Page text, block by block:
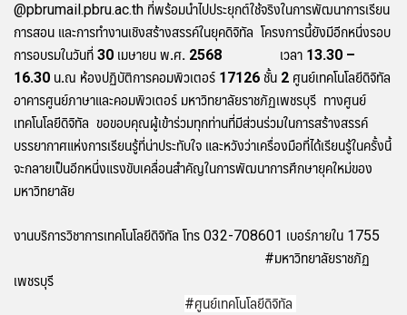
@pbrumail.pbru.ac.th ที่พร้อมนำไปประยุกต์ใช้จริงในการพัฒนาการเรียน
การสอน และการทำงานเชิงสร้างสรรค์ในยุคดิจิทัล โครงการนี้ยังมีอีกหนึ่งรอบ
การอบรมในวันที่ 30 เมษายน พ.ศ. 2568 เวลา 13.30 –
16.30 น.ณ ห้องปฏิบัติการคอมพิวเตอร์ 17126 ชั้น 2 ศูนย์เทคโนโลยีดิจิทัล
อาคารศูนย์ภาษาและคอมพิวเตอร์ มหาวิทยาลัยราชภัฏเพชรบุรี ทางศูนย์
เทคโนโลยีดิจิทัล ขอขอบคุณผู้เข้าร่วมทุกท่านที่มีส่วนร่วมในการสร้างสรรค์
บรรยากาศแห่งการเรียนรู้ที่น่าประทับใจ และหวังว่าเครื่องมือที่ได้เรียนรู้ในครั้งนี้
จะกลายเป็นอีกหนึ่งแรงขับเคลื่อนสำคัญในการพัฒนาการศึกษายุคใหม่ของ
มหาวิทยาลัย
งานบริการวิชาการเทคโนโลยีดิจิทัล โทร 032-708601 เบอร์ภายใน 1755
#มหาวิทยาลัยราชภัฏ
เพชรบุรี
#ศูนย์เทคโนโลยีดิจิทัล